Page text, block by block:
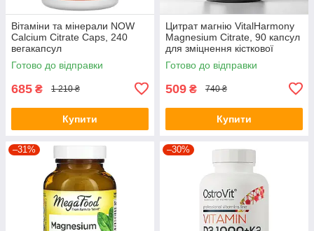
Вітаміни та мінерали NOW
Calcium Citrate Caps, 240
вегакапсул
Готово до відправки
685 ₴ 1 210 ₴
Купити
Цитрат магнію VitalHarmony
Magnesium Citrate, 90 капсул
для зміцнення кісткової
тканини
Готово до відправки
509 ₴ 740 ₴
Купити
–31% –30%